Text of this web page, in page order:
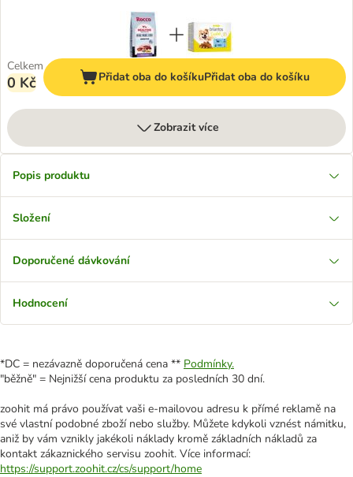
Celkem
0 Kč Přidat oba do košíkuPřidat oba do košíku
Zobrazit více
Popis produktu
Složení
Doporučené dávkování
Hodnocení
*DC = nezávazně doporučená cena ** Podmínky.
"běžně" = Nejnižší cena produktu za posledních 30 dní.
zoohit má právo používat vaši e-mailovou adresu k přímé reklamě na
své vlastní podobné zboží nebo služby. Můžete kdykoli vznést námitku,
aniž by vám vznikly jakékoli náklady kromě základních nákladů za
kontakt zákaznického servisu zoohit. Více informací:
https://support.zoohit.cz/cs/support/home